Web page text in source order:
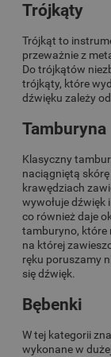
Trójkąty
Trójkąt to
przeważnie z
Do trójkątów
trójkąty, które
dźwięku zależy
Tamburyna
Klasyczny
naciągniętą
krawędziach
wywołuje dźwięk
co również daje
tamburyno, które
na której
ręku poruszamy
się dźwięk.
Bębenki
W tej kategorii
wykonane w